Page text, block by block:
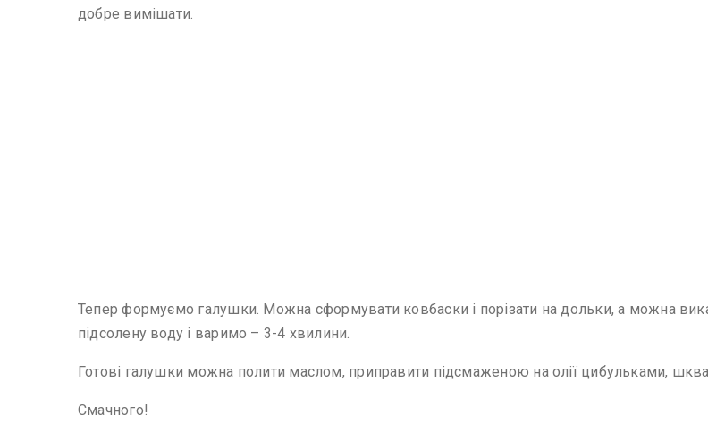
добре вимішати.
Тепер формуємо галушки. Можна сформувати ковбаски і порізати на дольки, а можна
підсолену воду і варимо – 3-4 хвилини.
Готові галушки можна полити маслом, приправити підсмаженою на олії цибульками,
Смачного!